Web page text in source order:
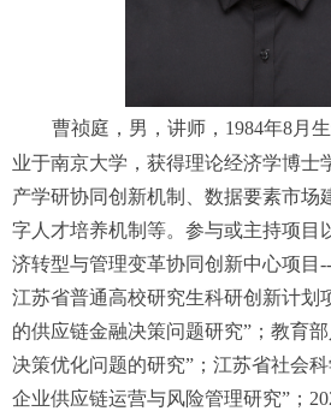
曹祯庭，男，讲师，1984年8月
业于南京大学，获得理论经济学博士
产学研协同创新机制、数据要素市场
字人才培养机制等。参与或主持项目
济转型与管理变革协同创新中心项目
江苏省普通高校研究生科研创新计划
的供应链金融决策问题研究”；教育
决策优化问题的研究”；江苏省社会
企业供应链运营与风险管理研究”；